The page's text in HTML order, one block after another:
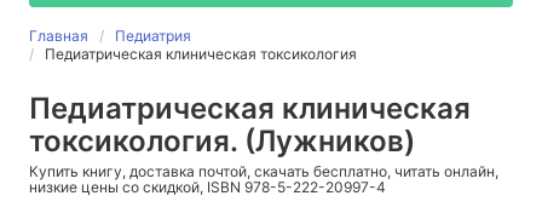
Главная
Педиатрия
Педиатрическая клиническая токсикология
Педиатрическая клиническая
токсикология. (Лужников)
Купить книгу, доставка почтой, скачать бесплатно, читать онлайн,
низкие цены со скидкой, ISBN 978-5-222-20997-4